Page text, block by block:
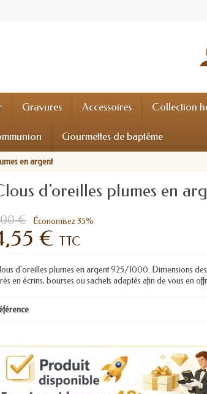
Gravures Accessoires Collection
Gourmettes de baptême
en argent
d'oreilles plumes en
€ Économisez 35%
€ TTC
d'oreilles plumes en argent 925/1000. Dimensions
en écrins, bourses ou sachets adaptés afin de vous en